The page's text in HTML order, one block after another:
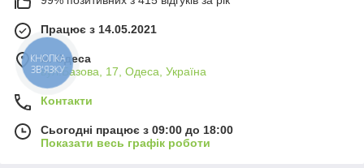
Працює з 14.05.2021
м. Одеса
вул.Базова, 17, Одеса, Україна
Контакти
Сьогодні працює з 09:00 до 18:00
Показати весь графік роботи
КНОПКА
ЗВ'ЯЗКУ